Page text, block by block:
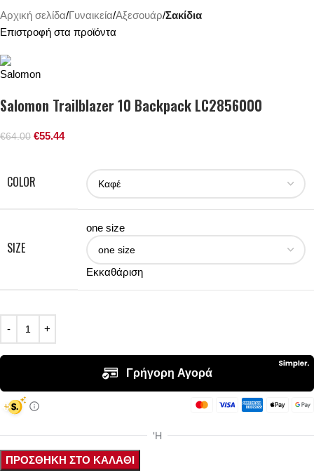
Αρχική σελίδα Γυναικεία Αξεσουάρ Σακίδια
Επιστροφή στα προϊόντα
Salomon Trailblazer 10 Backpack LC2856000
€64.00 €55.44
COLOR
SIZE
one size
Εκκαθάριση
ΠΡΟΣΘΉΚΗ ΣΤΟ ΚΑΛΆΘΙ